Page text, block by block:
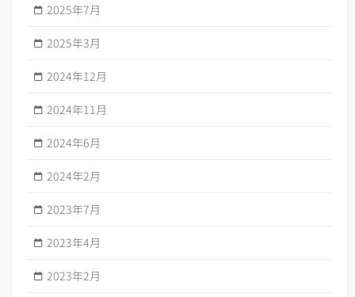
2025年7月
2025年3月
2024年12月
2024年11月
2024年6月
2024年2月
2023年7月
2023年4月
2023年2月